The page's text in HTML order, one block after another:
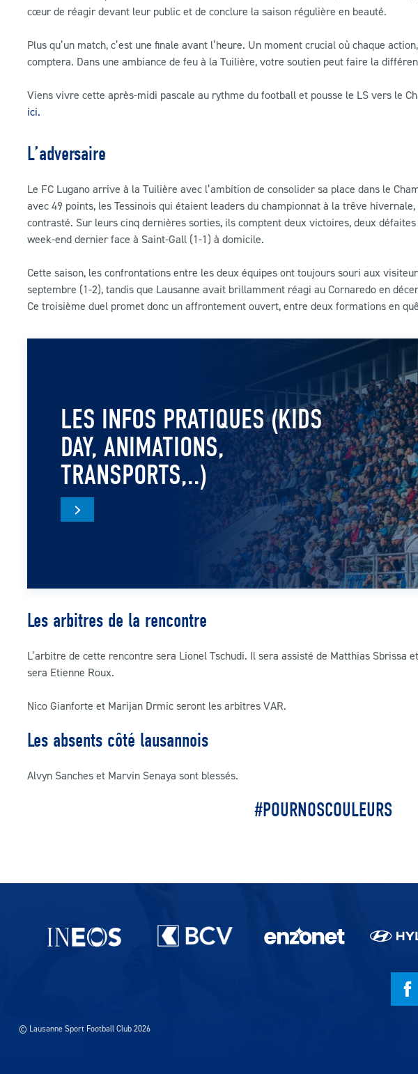
cœur de réagir devant leur public et de conclure la saison régulière en beauté.
Plus qu’un match, c’est une finale avant l’heure. Un moment crucial où chaque
comptera. Dans une ambiance de feu à la Tuilière, votre soutien peut faire la
Viens vivre cette après-midi pascale au rythme du football et pousse le LS vers le
ici.
L’adversaire
Le FC Lugano arrive à la Tuilière avec l’ambition de consolider sa place dans le
avec 49 points, les Tessinois qui étaient leaders du championnat à la trêve hivernale,
contrasté. Sur leurs cinq dernières sorties, ils comptent deux victoires, deux
week-end dernier face à Saint-Gall (1-1) à domicile.
Cette saison, les confrontations entre les deux équipes ont toujours souri aux
septembre (1-2), tandis que Lausanne avait brillamment réagi au Cornaredo en
Ce troisième duel promet donc un affrontement ouvert, entre deux formations en
LES INFOS PRATIQUES (KIDS
DAY, ANIMATIONS,
TRANSPORTS,..)
Les arbitres de la rencontre
L’arbitre de cette rencontre sera Lionel Tschudi. Il sera assisté de Matthias Sbrissa
sera Etienne Roux.
Nico Gianforte et Marijan Drmic seront les arbitres VAR.
Les absents côté lausannois
Alvyn Sanches et Marvin Senaya sont blessés.
#POURNOSCOULEURS
Partenaires du lausanne-Sport
© Lausanne Sport Football Club 2026